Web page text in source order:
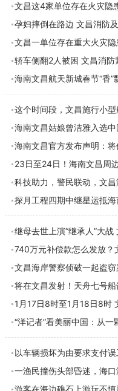
文昌这4家单位存在火灾隐
孕妇摔倒在路边 文昌消防
文昌一单位存在重大火灾
轿车侧翻2人被困 文昌消防
海南文昌航天新城春节“香”
这个时间段，文昌施行小
海南文昌姑娘曾洁雅入选
海南文昌官方发布声明：
23日至24日！海南文昌周
科技助力，警民联动，文
探月工程四期中继星运抵海
继母去世上演“继承人”大
740万元补偿款怎么发放？
文昌海岸警察侦破一起盗
将在文昌发射！天舟七号
1月17日8时至1月18日8时
“洋记者”看美丽中国：从
一渔民撞伤头部昏迷，海
游客在海边礁石上游玩不